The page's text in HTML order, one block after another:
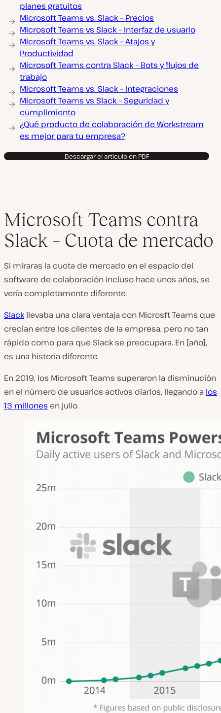
planes gratuitos
Microsoft Teams vs. Slack – Precios
Microsoft Teams vs Slack – Interfaz de usuario
Microsoft Teams vs. Slack – Atajos y
Productividad
Microsoft Teams contra Slack – Bots y flujos de
trabajo
Microsoft Teams vs. Slack – Integraciones
Microsoft Teams vs Slack – Seguridad y
cumplimiento
¿Qué producto de colaboración de Workstream
es mejor para tu empresa?
Descargar el artículo en PDF
Microsoft Teams contra
Slack – Cuota de mercado
Si miraras la cuota de mercado en el espacio del
software de colaboración incluso hace unos años, se
vería completamente diferente.
Slack llevaba una clara ventaja con Microsft Teams que
crecían entre los clientes de la empresa, pero no tan
rápido como para que Slack se preocupara. En [año],
es una historia diferente.
En 2019, los Microsoft Teams superaron la disminución
en el número de usuarios activos diarios, llegando a los
13 millones en julio.